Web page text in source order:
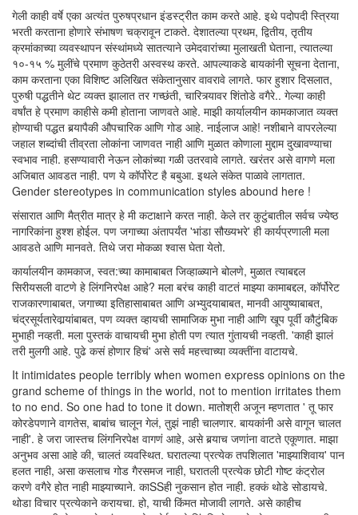
गेली काही वर्षे एका अत्यंत पुरुषप्रधान इंडस्ट्रीत काम करते आहे. इथे पदोपदी स्त्रिया
भरती करताना होणारे संभाषण चक्रावून टाकते. देशातल्या प्रथम, द्वितीय, तृतीय
क्रमांकाच्या व्यवस्थापन संस्थांमध्ये सातत्याने उमेदवारांच्या मुलाखती घेताना, त्यातल्या
१०-१५ % मुलींचे प्रमाण कुठेतरी अस्वस्थ करते. आपल्याकडे बायकांनी सूचना देताना,
काम करताना एका विशिष्ट अलिखित संकेतानुसार वावरावे लागते. फार हुशार दिसलात,
पुरुषी पद्धतीने थेट व्यक्त झालात तर गच्छंती, चारित्र्यावर शिंतोडे वगैरे.. गेल्या काही
वर्षांत हे प्रमाण काहीसे कमी होताना जाणवते आहे. माझी कार्यालयीन कामकाजात व्यक्त
होण्याची पद्धत बर्‍यापैकी औपचारिक आणि गोड आहे. नाईलाज आहे! नशीबाने वापरलेल्या
जहाल शब्दांची तीव्रता लोकांना जाणवत नाही आणि मुळात कोणाला मुद्दाम दुखावण्याचा
स्वभाव नाही. हसण्यावारी नेऊन लोकांच्या गळी उतरवावे लागते. खरंतर असे वागणे मला
अजिबात आवडत नाही. पण ये कॉर्पोरेट है बबुआ. इथले संकेत पाळावे लागतात.
Gender stereotypes in communication styles abound here !
संसारात आणि मैत्रीत मात्र हे मी कटाक्षाने करत नाही. केले तर कुटुंबातील सर्वच ज्येष्ठ
नागरिकांना हुश्श होईल. पण जगाच्या अंतापर्यंत 'भांडा सौख्यभरे' ही कार्यप्रणाली मला
आवडते आणि मानवते. तिथे जरा मोकळा श्वास घेता येतो.
कार्यालयीन कामकाज, स्वत:च्या कामाबाबत जिव्हाळ्याने बोलणे, मुळात त्याबद्दल
सिरीयसली वाटणे हे लिंगनिरपेक्ष आहे? मला बरंच काही वाटतं माझ्या कामाबद्दल, कॉर्पोरेट
राजकारणाबाबत, जगाच्या इतिहासाबाबत आणि अभ्युदयाबाबत, मानवी आयुष्याबाबत,
चंद्रसूर्यतारेवार्‍यांबाबत, पण व्यक्त व्हायची सामाजिक मुभा नाही आणि खूप पूर्वी कौटुंबिक
मुभाही नव्हती. मला पुस्तकं वाचायची मुभा होती पण त्यात गुंतायची नव्हती. 'काही झालं
तरी मुलगी आहे. पुढे कसं होणार हिचं' असे सर्व महत्त्वाच्या व्यक्तींना वाटायचे.
It intimidates people terribly when women express opinions on the
grand scheme of things in the world, not to mention irritates them
to no end. So one had to tone it down. मातोश्री अजून म्हणतात ' तू फार
कोरडेपणाने वागतेस, बाबांच चालून गेलं, तुझं नाही चालणार. बायकांनी असे वागून चालत
नाही'. हे जरा जास्तच लिंगनिरपेक्ष वागणं आहे, असे बर्‍याच जणांना वाटते एकूणात. माझा
अनुभव असा आहे की, चालतं व्यवस्थित. घरातल्या प्रत्येक तपशिलात 'माझ्याशिवाय' पान
हलत नाही, असा कसलाच गोड गैरसमज नाही, घरातली प्रत्येक छोटी गोष्ट कंट्रोल
करणे वगैरे होत नाही माझ्याच्याने. काSSही नुकसान होत नाही. हक्कं थोडे सोडायचे.
थोडा विचार प्रत्येकाने करायचा. हो, याची किंमत मोजावी लागते. असे काहीच